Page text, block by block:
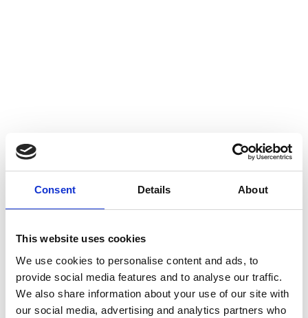
Consent Details About
This website uses cookies
We use cookies to personalise content and ads, to
provide social media features and to analyse our traffic.
We also share information about your use of our site with
our social media, advertising and analytics partners who
Sponsorship Sportive: quali
cambiamenti nella loyalty?
L'ottavo capitolo di Loyalty Revolution!